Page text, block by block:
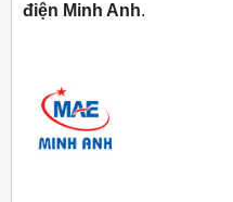
điện Minh Anh.